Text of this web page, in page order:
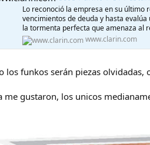
Lo reconoció la empresa en su
vencimientos de deuda y hasta
la tormenta perfecta que amenaza al
www.clarin.com
los funkos serán piezas olvidadas,
me gustaron, los unicos